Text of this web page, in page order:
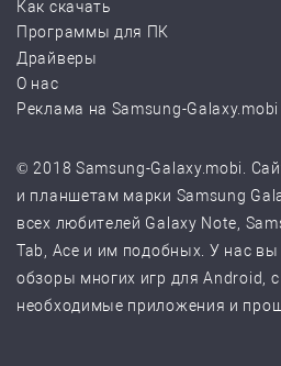
Как скачать
Программы для ПК
Драйверы
О нас
Реклама на Samsung-Galaxy.mobi
© 2018 Samsung-Galaxy.mobi.
и планшетам марки Samsung
всех любителей Galaxy Note,
Tab, Ace и им подобных. У нас
обзоры многих игр для Android,
необходимые приложения и